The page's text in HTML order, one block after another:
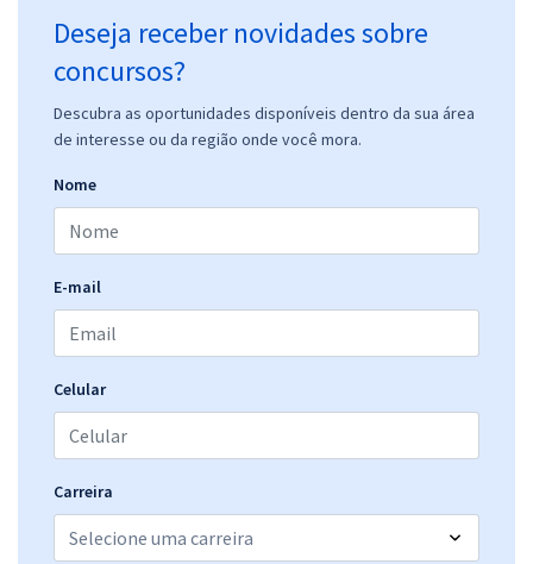
Deseja receber novidades sobre
concursos?
Descubra as oportunidades disponíveis dentro da sua área
de interesse ou da região onde você mora.
Nome
E-mail
Celular
Carreira